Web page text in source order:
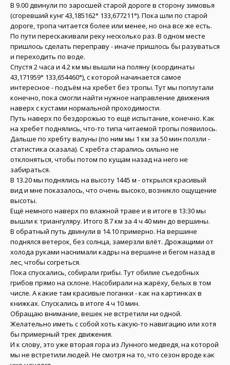
В 9.00 двинули по заросшей старой дороге в сторону зимовья
(сгоревший кунг 43,185162° 133,677211°). Пока шли по старой
дороге, тропа читается более или менее, но она все же есть.
По пути перескакивали реку несколько раз. В одном месте
пришлось сделать переправу - иначе пришлось бы разуваться
и переходить по воде.
Спустя 2 часа и 4.2 км мы вышли на поляну (координаты
43,171959° 133,654460°), с которой начинается самое
интересное - подъём на хребет без тропы. Тут мы поплутали
конечно, пока смогли найти нужное направление движения
наверх с кустами нормальной проходимости.
Путь наверх по бездорожью то ещё испытание, конечно. Как
на хребет поднялись, что-то типа читаемой тропы появилось.
Дальше по хребту валуны (по ним мы 1 км за 50 мин ползли -
статистика сказала). С хребта старались сильно не
отклоняться, чтобы потом по кущам назад на него не
забираться.
В 13.20 мы поднялись на высоту 1445 м - открылся красивый
вид и мне показалось, что очень высоко, возникло ощущение
высоты.
Ещё немного наверх по влажной траве и в итоге в 13:30 мы
вышли к триангуляру. Итого 8.7 км за 4 ч 40 мин до вершины.
В обратный путь двинули в 14.10 примерно. На вершине
поднялся ветерок, без солнца, замерзли влёт. Дрожащими от
холода руками наснимали кадры на вершине и бегом назад в
лес, чтобы согреться.
Пока спускались, собирали грибы. Тут обилие съедобных
грибов прямо на склоне. Насобирали на жарёху, белых в том
числе. А какие там красивые поганки - как на картинках в
книжках. Спускались в итоге 4 ч 10 мин.
Обращаю внимание, вешек не встретили ни одной.
Желательно иметь с собой хоть какую-то навигацию или хотя
бы примерный трек движения.
И к слову, это уже вторая гора из Лунного медведя, на которой
мы не встретили людей. Не смотря на то, что сезон вроде как